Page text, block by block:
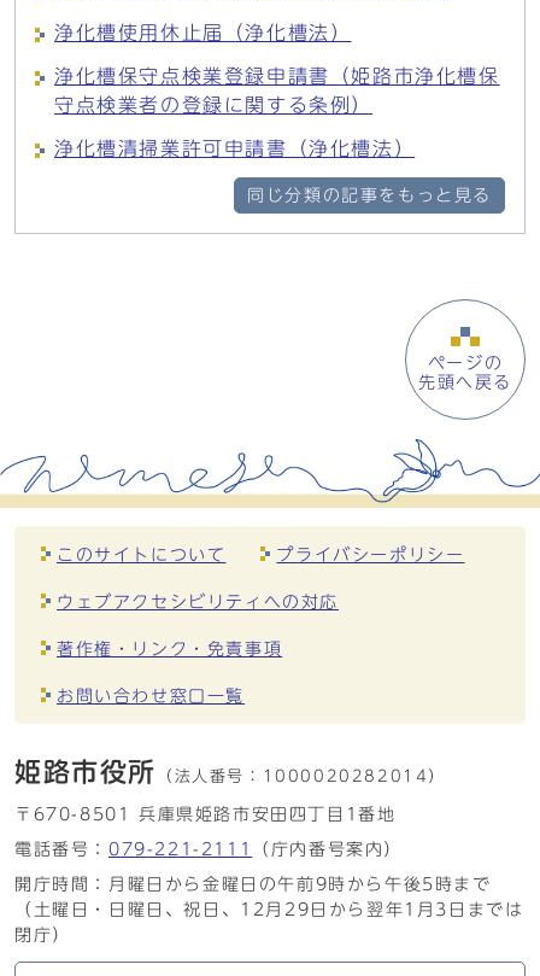
浄化槽使用休止届（浄化槽法）
浄化槽保守点検業登録申請書（姫路市浄化槽保
守点検業者の登録に関する条例）
浄化槽清掃業許可申請書（浄化槽法）
同じ分類の記事をもっと見る
ページの
先頭へ戻る
このサイトについて プライバシーポリシー
ウェブアクセシビリティへの対応
著作権・リンク・免責事項
お問い合わせ窓口一覧
姫路市役所 （法人番号： 1000020282014）
〒670-8501 兵庫県姫路市安田四丁目1番地
電話番号： 079-221-2111
（庁内番号案内）
開庁時間：月曜日から金曜日の午前9時から午後5時まで
（土曜日・日曜日、祝日、12月29日から翌年1月3日までは
閉庁）